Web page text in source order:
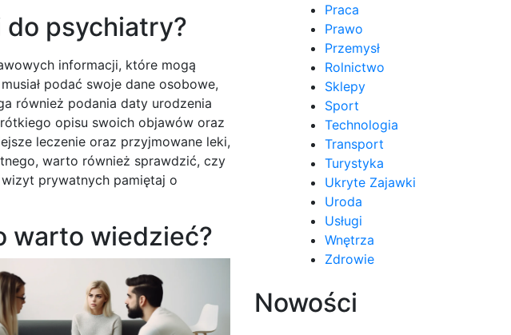
psychiatry?
informacji, które mogą
podać swoje dane osobowe,
również podania daty urodzenia
opisu swoich objawów oraz
leczenie oraz przyjmowane leki,
warto również sprawdzić, czy
prywatnych pamiętaj o
warto wiedzieć?
Praca
Prawo
Przemysł
Rolnictwo
Sklepy
Sport
Technologia
Transport
Turystyka
Ukryte Zajawki
Uroda
Usługi
Wnętrza
Zdrowie
Nowości